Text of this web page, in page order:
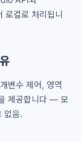
컬로 처리됩니
변수 제어, 영역
제공합니다 — 모
없음.